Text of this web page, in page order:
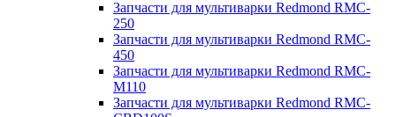
Запчасти для мультиварки Redmond RMC-
250
Запчасти для мультиварки Redmond RMC-
450
Запчасти для мультиварки Redmond RMC-
M110
Запчасти для мультиварки Redmond RMC-